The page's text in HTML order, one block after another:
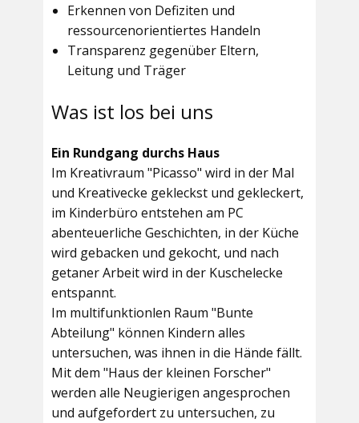
Erkennen von Defiziten und
ressourcenorientiertes Handeln
Transparenz gegenüber Eltern,
Leitung und Träger
Was ist los bei uns
Ein Rundgang durchs Haus
Im Kreativraum "Picasso" wird in der Mal
und Kreativecke gekleckst und gekleckert,
im Kinderbüro entstehen am PC
abenteuerliche Geschichten, in der Küche
wird gebacken und gekocht, und nach
getaner Arbeit wird in der Kuschelecke
entspannt.
Im multifunktionlen Raum "Bunte
Abteilung" können Kindern alles
untersuchen, was ihnen in die Hände fällt.
Mit dem "Haus der kleinen Forscher"
werden alle Neugierigen angesprochen
und aufgefordert zu untersuchen, zu